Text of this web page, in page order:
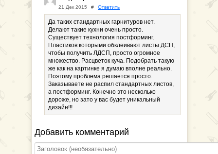
21 Дек 2015 # Ответить
Да таких стандартных гарнитуров нет.
Делают такие кухни очень просто.
Существует технология постформинг.
Пластиков которыми обклеивают листы ДСП,
чтобы получить ЛДСП, просто огромное
множество. Расцветок куча. Подобрать такую
же как на картинке я думаю вполне реально.
Поэтому проблема решается просто.
Заказываете не распил стандартных листов,
а постформинг. Конечно это несколько
дороже, но зато у вас будет уникальный
дизайн!!!
Добавить комментарий